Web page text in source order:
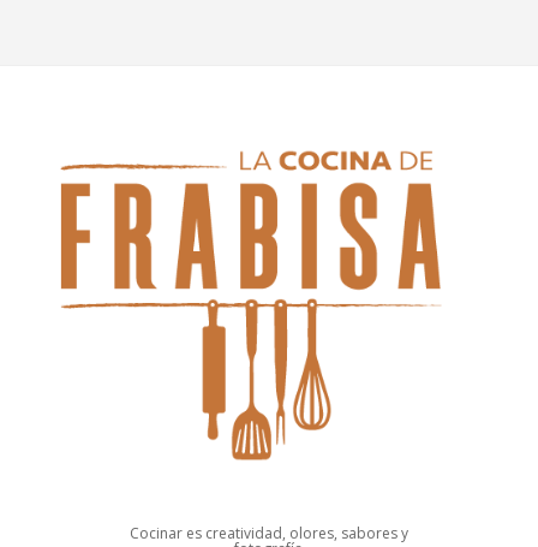
Cocinar es creatividad, olores, sabores y